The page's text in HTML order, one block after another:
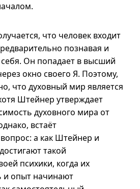
что человек входит
познавая и
Он попадает в высший
окно своего Я. Поэтому,
что духовный мир является
Штейнер утверждает
духовного мира от
встаёт
а как Штейнер и
такой
психики, когда их
и опыт начинают